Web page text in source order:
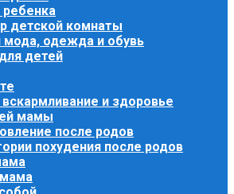
ребенка
детской комнаты
мода, одежда и обувь
детей
и здоровье
мамы
после родов
похудения после родов